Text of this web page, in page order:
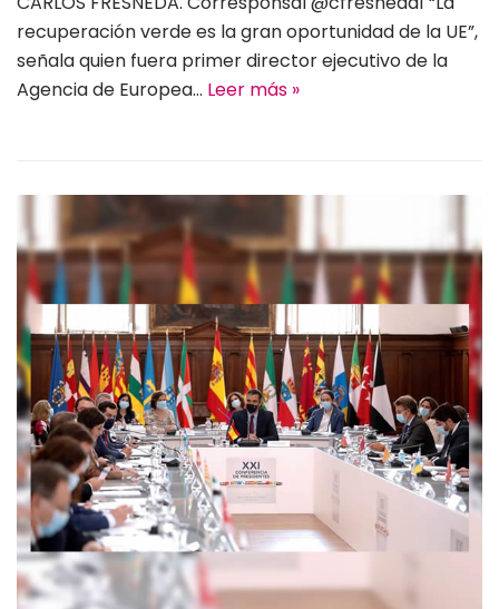
recuperación verde es la gran oportunidad de la UE”,
señala quien fuera primer director ejecutivo de la
Agencia de Europea… Leer más »